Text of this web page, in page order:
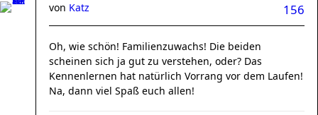
156
von Katz
Oh, wie schön! Familienzuwachs! Die beiden
scheinen sich ja gut zu verstehen, oder? Das
Kennenlernen hat natürlich Vorrang vor dem Laufen!
Na, dann viel Spaß euch allen!